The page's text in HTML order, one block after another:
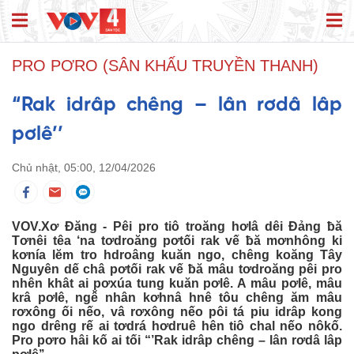
PRO PƠRO (SÂN KHẤU TRUYỀN THANH)
“Rak idrâp chêng – lân rơdâ lâp
pơlê’’
Chủ nhật, 05:00, 12/04/2026
VOV.Xơ Đăng - Pêi pro tiô troăng hơlâ dêi Đảng ƀă
Tơnêi têa ‘na tơdroăng pơtối rak vế ƀă mơnhông ki
kơnía lĕm tro hdroâng kuăn ngo, chêng koăng Tây
Nguyên dế châ pơtối rak vế ƀă mâu tơdroăng pêi pro
nhên khât ai pơxúa tung kuăn pơlê. A mâu pơlê, mâu
krâ pơlê, ngê̆ nhân kơhnâ hnê tôu chêng ăm mâu
rơxông ối nếo, vâ rơxông nếo pôi tá piu idrâp kong
ngo drêng rế ai tơdrá hơdruê hên tiô chal nếo nôkố.
Pro pơro hâi kố ai tối “’Rak idrâp chêng – lân rơdâ lâp